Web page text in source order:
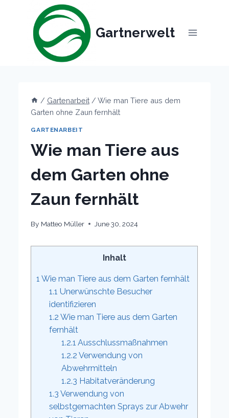
Gartnerwelt
/ Gartenarbeit / Wie man Tiere aus dem
Garten ohne Zaun fernhält
GARTENARBEIT
Wie man Tiere aus
dem Garten ohne
Zaun fernhält
By Matteo Müller June 30, 2024
Inhalt
1 Wie man Tiere aus dem Garten fernhält
1.1 Unerwünschte Besucher
identifizieren
1.2 Wie man Tiere aus dem Garten
fernhält
1.2.1 Ausschlussmaßnahmen
1.2.2 Verwendung von
Abwehrmitteln
1.2.3 Habitatveränderung
1.3 Verwendung von
selbstgemachten Sprays zur Abwehr